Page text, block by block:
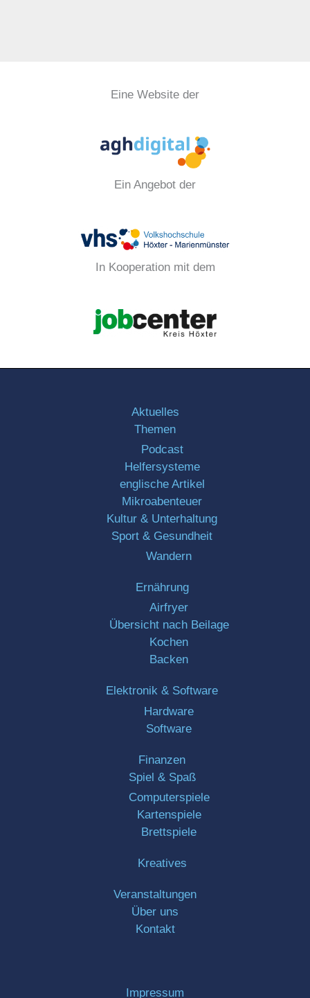
Eine Website der
Ein Angebot der
In Kooperation mit dem
Aktuelles
Themen
Podcast
Helfersysteme
englische Artikel
Mikroabenteuer
Kultur & Unterhaltung
Sport & Gesundheit
Wandern
Ernährung
Airfryer
Übersicht nach Beilage
Kochen
Backen
Elektronik & Software
Hardware
Software
Finanzen
Spiel & Spaß
Computerspiele
Kartenspiele
Brettspiele
Kreatives
Veranstaltungen
Über uns
Kontakt
Impressum